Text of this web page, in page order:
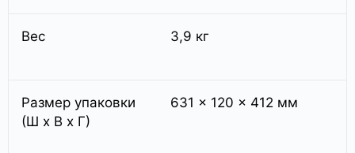
Вес 3,9 кг
Размер упаковки
(Ш x В x Г)
631 × 120 × 412 мм